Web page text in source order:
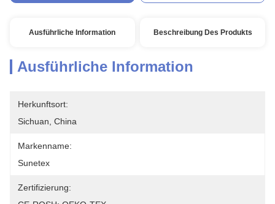
Ausführliche Information Beschreibung Des Produkts
Ausführliche Information
Herkunftsort:
Sichuan, China
Markenname:
Sunetex
Zertifizierung: